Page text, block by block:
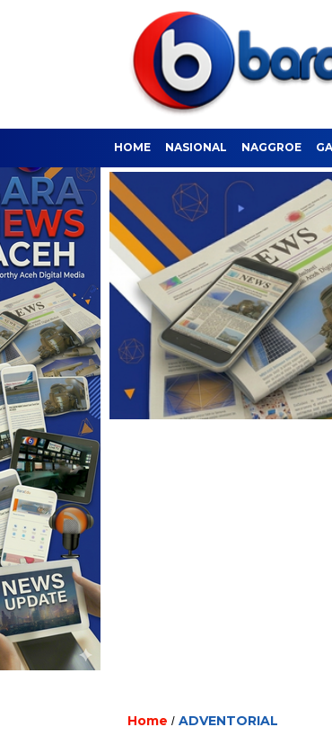
HOME NASIONAL NAGGROE
Home / ADVENTORIAL